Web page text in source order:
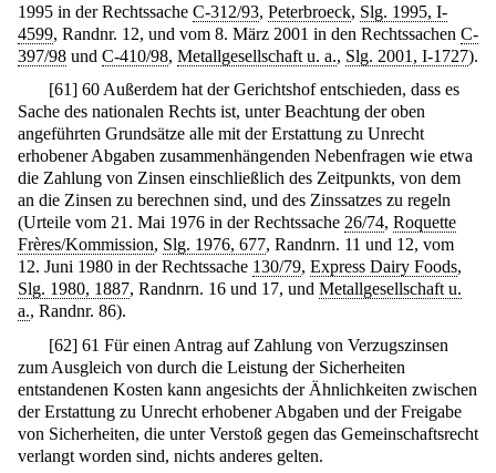
1995 in der Rechtssache C-312/93, Peterbroeck, Slg. 1995, I-
4599, Randnr. 12, und vom 8. März 2001 in den Rechtssachen C-
397/98 und C-410/98, Metallgesellschaft u. a., Slg. 2001, I-1727).
[61] 60 Außerdem hat der Gerichtshof entschieden, dass es
Sache des nationalen Rechts ist, unter Beachtung der oben
angeführten Grundsätze alle mit der Erstattung zu Unrecht
erhobener Abgaben zusammenhängenden Nebenfragen wie etwa
die Zahlung von Zinsen einschließlich des Zeitpunkts, von dem
an die Zinsen zu berechnen sind, und des Zinssatzes zu regeln
(Urteile vom 21. Mai 1976 in der Rechtssache 26/74, Roquette
Frères/Kommission, Slg. 1976, 677, Randnrn. 11 und 12, vom
12. Juni 1980 in der Rechtssache 130/79, Express Dairy Foods,
Slg. 1980, 1887, Randnrn. 16 und 17, und Metallgesellschaft u.
a., Randnr. 86).
[62] 61 Für einen Antrag auf Zahlung von Verzugszinsen
zum Ausgleich von durch die Leistung der Sicherheiten
entstandenen Kosten kann angesichts der Ähnlichkeiten zwischen
der Erstattung zu Unrecht erhobener Abgaben und der Freigabe
von Sicherheiten, die unter Verstoß gegen das Gemeinschaftsrecht
verlangt worden sind, nichts anderes gelten.